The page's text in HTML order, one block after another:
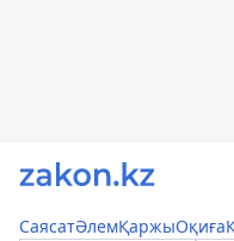
СаясатӘлемҚаржыОқиға